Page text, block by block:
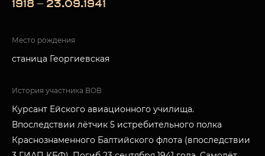
1918 — 23.09.1941
Место рождения
станица Георгиевская
История участника ВОВ
Курсант Ейского авиационного училища.
Впоследствии лётчик 5 истребительного полка
Краснознаменного Балтийского флота (впоследствии